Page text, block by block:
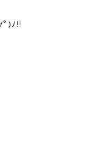
ﾟ)ﾉ!!